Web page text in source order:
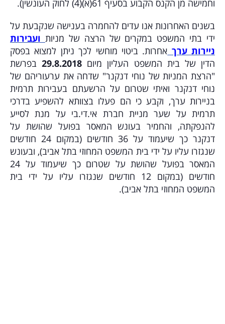
וחמישה מן הקנס הקבוע בסעיף 61(א)(4) לחוק העונשין).
בשנים האחרונות אנו עדים להחמרה בענישה שנקבעת על
ידי בתי המשפט במקרים של הרצה של מניות ועבירות
ניירות ערך אחרות. ביטוי מוחשי לכך ניתן למצוא בפסק
הדין של בית המשפט העליון מיום 29.8.2018 בפרשת
"הרצת המניות של נוחי דנקנר" שדחה את ערעוריהם של
נוחי דנקנר ואיתי שטרום על הרשעתם בעבירות תרמית
בניירות ערך, וקבע כי הם פעלו בצוותא להשפיע בדרכי
תרמית על שער מניית חברת אי.די.בי על מנת לסייע
להנפקתה, והחמיר בעונש המאסר בפועל שהושת על
דנקנר כך שיעמוד על 36 חודשים (במקום 24 חודשים
שנגזרו עליו על ידי בית המשפט המחוזי בתל אביב), ובעונש
המאסר בפועל שהושת על שטרום כך שיעמוד על 24
חודשים (במקום 12 חודשים שנגזרו עליו על ידי בית
המשפט המחוזי בתל אביב).